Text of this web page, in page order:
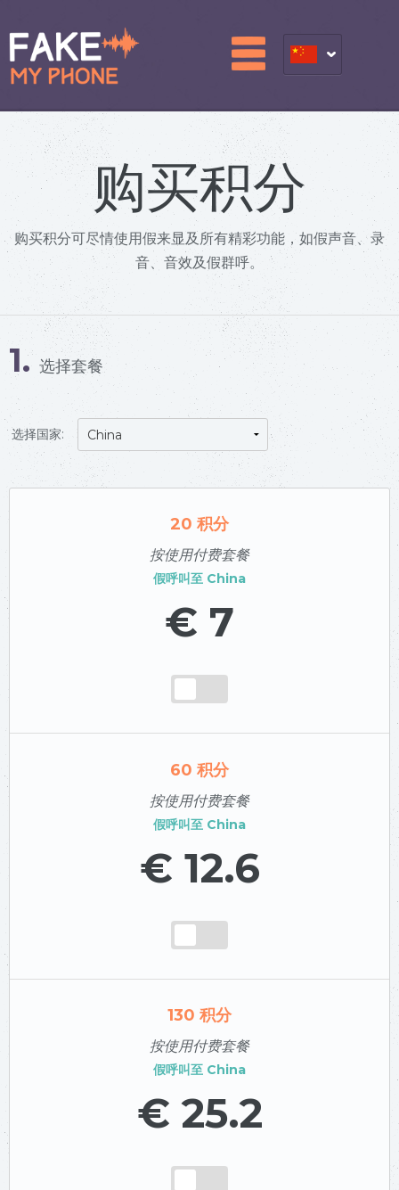
购买积分
购买积分可尽情使用假来显及所有精彩功能，如假声音、录
音、音效及假群呼。
1. 选择套餐
选择国家:
20 积分
按使用付费套餐
假呼叫至 China
€ 7
60 积分
按使用付费套餐
假呼叫至 China
€ 12.6
130 积分
按使用付费套餐
假呼叫至 China
€ 25.2